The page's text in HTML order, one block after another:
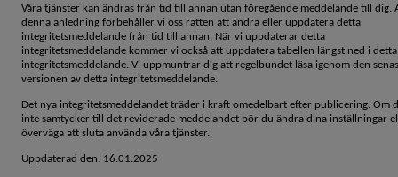
Våra tjänster kan ändras från tid till annan utan föregående meddelande till dig.
denna anledning förbehåller vi oss rätten att ändra eller uppdatera detta
integritetsmeddelande från tid till annan. När vi uppdaterar detta
integritetsmeddelande kommer vi också att uppdatera tabellen längst ned i detta
integritetsmeddelande. Vi uppmuntrar dig att regelbundet läsa igenom den
versionen av detta integritetsmeddelande.
Det nya integritetsmeddelandet träder i kraft omedelbart efter publicering. Om
inte samtycker till det reviderade meddelandet bör du ändra dina inställningar
överväga att sluta använda våra tjänster.
Uppdaterad den: 16.01.2025